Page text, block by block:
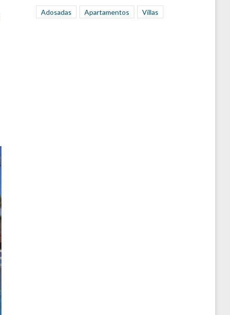
Adosadas Apartamentos Villas